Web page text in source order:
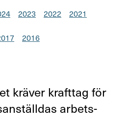
Råd & stöd
Om Finansförbundet
Presskontakt
2023 2022 2021
2016
kräver krafttag för
arbets­